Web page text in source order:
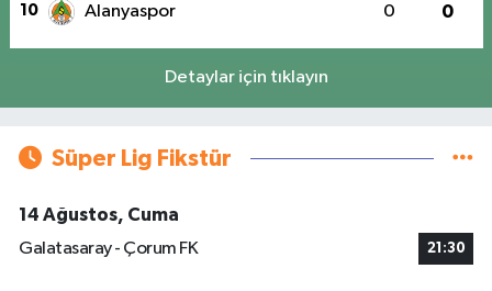
10 Alanyaspor 0 0
Detaylar için tıklayın
Süper Lig Fikstür
14 Ağustos, Cuma
Galatasaray - Çorum FK
21:30